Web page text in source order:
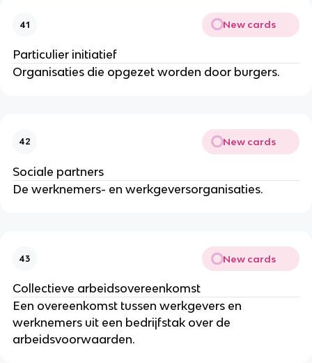
41 New cards
Particulier initiatief
Organisaties die opgezet worden door burgers.
42 New cards
Sociale partners
De werknemers- en werkgeversorganisaties.
43 New cards
Collectieve arbeidsovereenkomst
Een overeenkomst tussen werkgevers en
werknemers uit een bedrijfstak over de
arbeidsvoorwaarden.